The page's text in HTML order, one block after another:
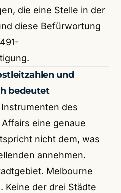
die eine Stelle in der
diese Befürwortung
und
bedeutet
Instrumenten des
eine genaue
nicht dem, was
annehmen.
Melbourne
Keine der drei Städte